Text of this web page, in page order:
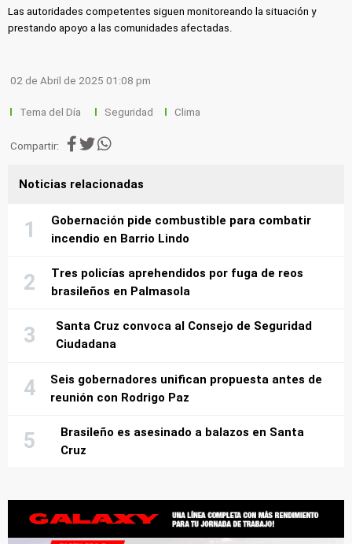
Las autoridades competentes siguen monitoreando la situación y
prestando apoyo a las comunidades afectadas.
02 de Abril de 2025 01:08 pm
Tema del Día Seguridad Clima
Compartir:
Noticias relacionadas
Gobernación pide combustible para combatir
incendio en Barrio Lindo
Tres policías aprehendidos por fuga de reos
brasileños en Palmasola
Santa Cruz convoca al Consejo de Seguridad
Ciudadana
Seis gobernadores unifican propuesta antes de
reunión con Rodrigo Paz
Brasileño es asesinado a balazos en Santa
Cruz